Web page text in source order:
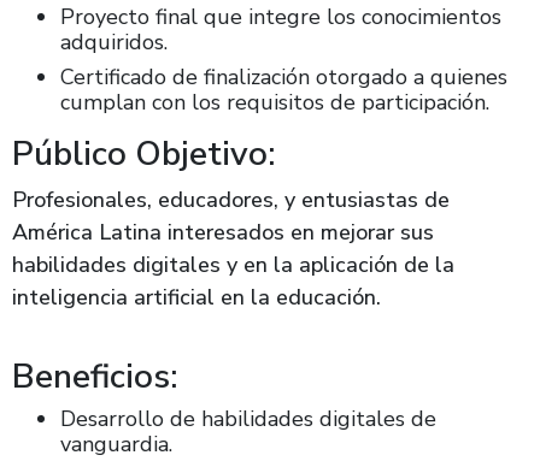
Proyecto final que integre los conocimientos
adquiridos.
Certificado de finalización otorgado a quienes
cumplan con los requisitos de participación.
Público Objetivo:
Profesionales, educadores, y entusiastas de
América Latina interesados en mejorar sus
habilidades digitales y en la aplicación de la
inteligencia artificial en la educación.
Beneficios:
Desarrollo de habilidades digitales de
vanguardia.